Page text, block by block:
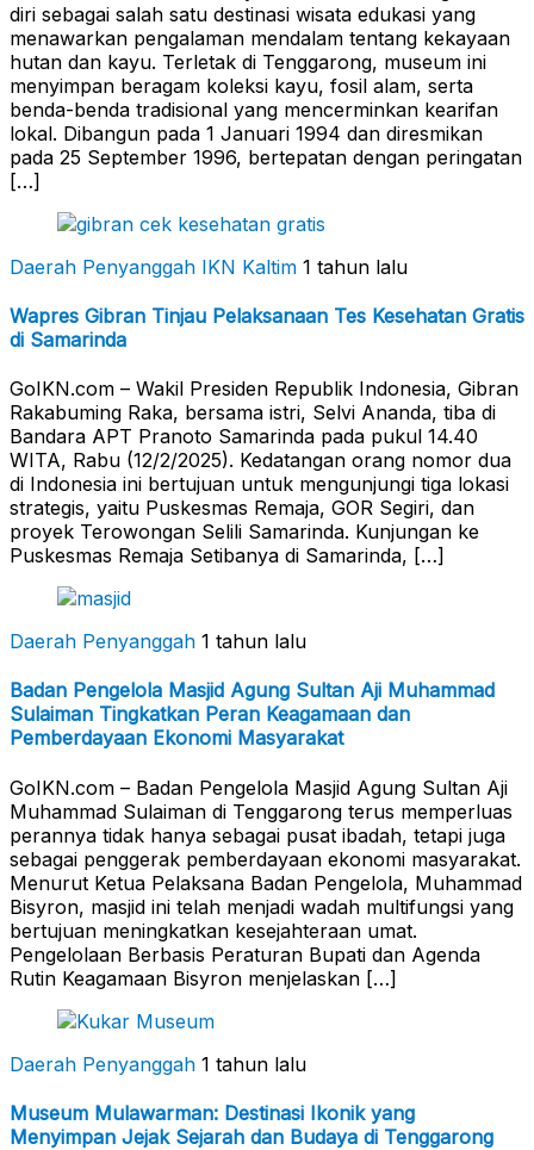
diri sebagai salah satu destinasi wisata edukasi yang
menawarkan pengalaman mendalam tentang kekayaan
hutan dan kayu. Terletak di Tenggarong, museum ini
menyimpan beragam koleksi kayu, fosil alam, serta
benda-benda tradisional yang mencerminkan kearifan
lokal. Dibangun pada 1 Januari 1994 dan diresmikan
pada 25 September 1996, bertepatan dengan peringatan
[…]
Daerah Penyanggah IKN Kaltim 1 tahun lalu
Wapres Gibran Tinjau Pelaksanaan Tes Kesehatan Gratis
di Samarinda
GoIKN.com – Wakil Presiden Republik Indonesia, Gibran
Rakabuming Raka, bersama istri, Selvi Ananda, tiba di
Bandara APT Pranoto Samarinda pada pukul 14.40
WITA, Rabu (12/2/2025). Kedatangan orang nomor dua
di Indonesia ini bertujuan untuk mengunjungi tiga lokasi
strategis, yaitu Puskesmas Remaja, GOR Segiri, dan
proyek Terowongan Selili Samarinda. Kunjungan ke
Puskesmas Remaja Setibanya di Samarinda, […]
Daerah Penyanggah 1 tahun lalu
Badan Pengelola Masjid Agung Sultan Aji Muhammad
Sulaiman Tingkatkan Peran Keagamaan dan
Pemberdayaan Ekonomi Masyarakat
GoIKN.com – Badan Pengelola Masjid Agung Sultan Aji
Muhammad Sulaiman di Tenggarong terus memperluas
perannya tidak hanya sebagai pusat ibadah, tetapi juga
sebagai penggerak pemberdayaan ekonomi masyarakat.
Menurut Ketua Pelaksana Badan Pengelola, Muhammad
Bisyron, masjid ini telah menjadi wadah multifungsi yang
bertujuan meningkatkan kesejahteraan umat.
Pengelolaan Berbasis Peraturan Bupati dan Agenda
Rutin Keagamaan Bisyron menjelaskan […]
Daerah Penyanggah 1 tahun lalu
Museum Mulawarman: Destinasi Ikonik yang
Menyimpan Jejak Sejarah dan Budaya di Tenggarong